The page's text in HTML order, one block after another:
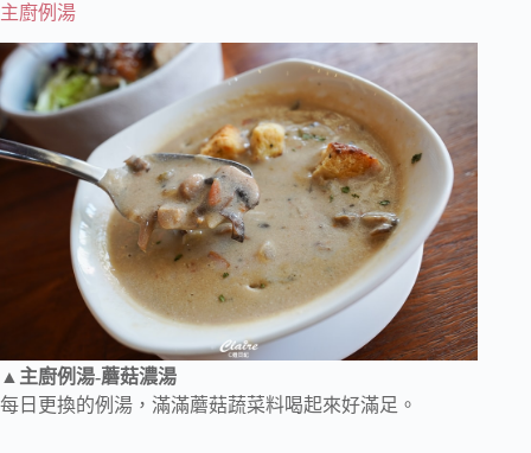
主廚例湯
▲主廚例湯-蘑菇濃湯
每日更換的例湯，滿滿蘑菇蔬菜料喝起來好滿足。